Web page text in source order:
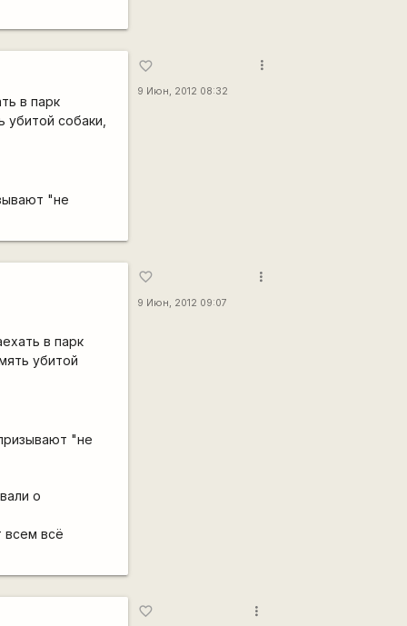
в парк
убитой собаки,
"не
favorite_border
9 Июн, 2012 08:32
more_vert
в парк
убитой
"не
о
всем всё
favorite_border
9 Июн, 2012 09:07
more_vert
favorite_border more_vert